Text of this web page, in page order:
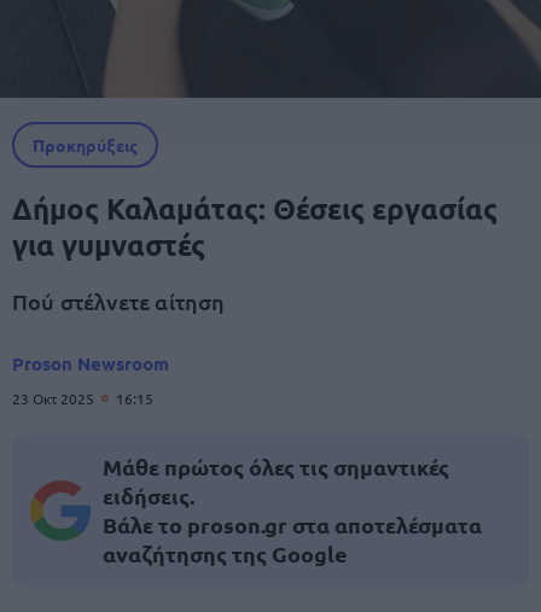
Προκηρύξεις
Δήμος Καλαμάτας: Θέσεις εργασίας
για γυμναστές
Πού στέλνετε αίτηση
Proson Newsroom
23 Οκτ 2025 16:15
Μάθε πρώτος όλες τις σημαντικές
ειδήσεις.
Βάλε το proson.gr στα αποτελέσματα
αναζήτησης της Google